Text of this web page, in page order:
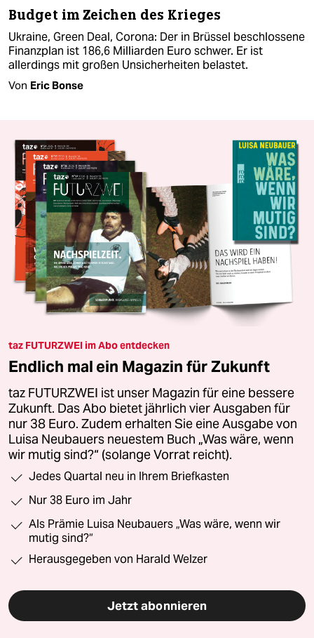
Budget im Zeichen des Krieges
Ukraine, Green Deal, Corona: Der in Brüssel beschlossene
Finanzplan ist 186,6 Milliarden Euro schwer. Er ist
allerdings mit großen Unsicherheiten belastet.
Von Eric Bonse
taz FUTURZWEI im Abo entdecken
Endlich mal ein Magazin für Zukunft
taz FUTURZWEI ist unser Magazin für eine bessere
Zukunft. Das Abo bietet jährlich vier Ausgaben für
nur 38 Euro. Zudem erhalten Sie eine Ausgabe von
Luisa Neubauers neuestem Buch „Was wäre, wenn
wir mutig sind?“ (solange Vorrat reicht).
Jedes Quartal neu in Ihrem Briefkasten
Nur 38 Euro im Jahr
Als Prämie Luisa Neubauers „Was wäre, wenn wir
mutig sind?“
Herausgegeben von Harald Welzer
Jetzt abonnieren